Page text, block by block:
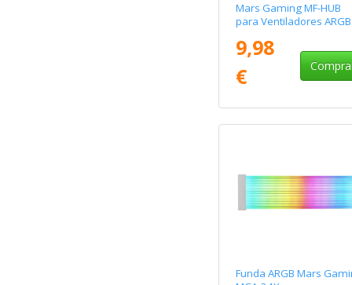
Mars Gaming MF-HUB
para Ventiladores ARGB
9,98
€
Funda ARGB Mars